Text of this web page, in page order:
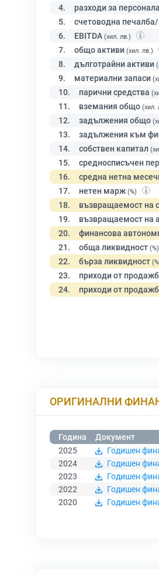
4. разходи за персонала
5. счетоводна печалба/
6. EBITDA (хил. лв.)
7. общо активи (хил. лв.)
8. дълготрайни активи
9. материални запаси
10. парични средства
11. вземания общо (хил.
12. задължения общо
13. задължения към
14. собствен капитал
15. средносписъчен
16. средна нетна
17. нетен марж (%)
18. възвращаемост на
19. възвращаемост на
20. финансова
21. обща ликвидност (%)
22. бърза ликвидност
23. приходи от
24. приходи от
ОРИГИНАЛНИ
Година
Документ
2025
Годишен
2024
Годишен
2023
Годишен
2022
Годишен
2020
Годишен